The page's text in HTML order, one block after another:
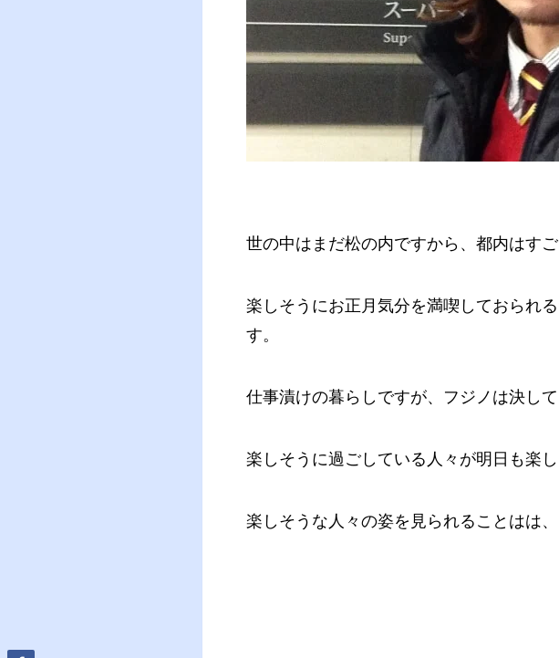
世の中はまだ松の内ですから、都内はすご
楽しそうにお正月気分を満喫しておられ
す。
仕事漬けの暮らしですが、フジノは決し
楽しそうに過ごしている人々が明日も楽
楽しそうな人々の姿を見られることはは